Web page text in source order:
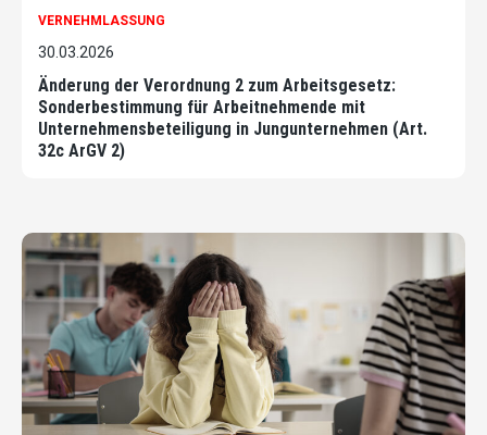
VERNEHMLASSUNG
30.03.2026
Änderung der Verordnung 2 zum Arbeitsgesetz:
Sonderbestimmung für Arbeitnehmende mit
Unternehmensbeteiligung in Jungunternehmen (Art.
32c ArGV 2)